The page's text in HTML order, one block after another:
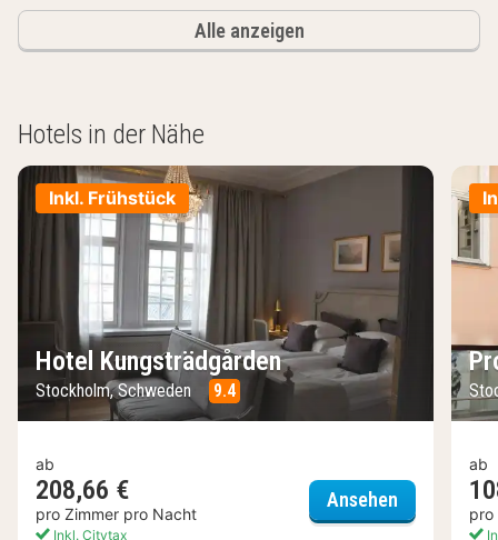
Alle anzeigen
Hotels in der Nähe
Inkl. Frühstück
Hotel Kungsträdgården
Stockholm, Schweden 9.4
ab
208,66 €
pro Zimmer pro Nacht
Inkl. Citytax
Ansehen Hotel
ab
pro